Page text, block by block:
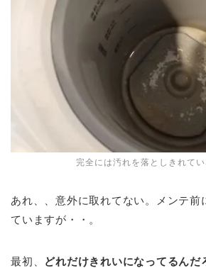
完全には汚れを落としきれてい
あれ、、意外に取れてない。メンテ前
ていますが・・。
最初、 どれだけきれいになってるんだ